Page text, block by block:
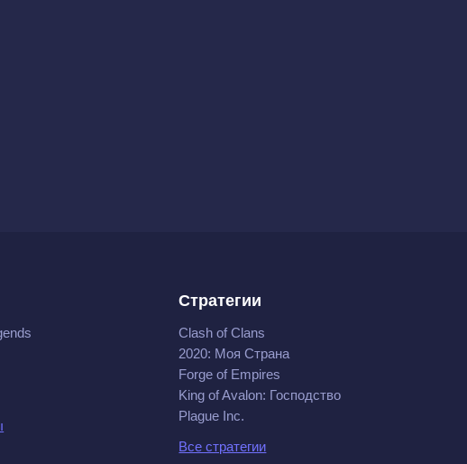
Стратегии
Clash of Clans
2020: Моя Cтрана
Forge of Empires
King of Avalon: Господство
Plague Inc.
Все стратегии